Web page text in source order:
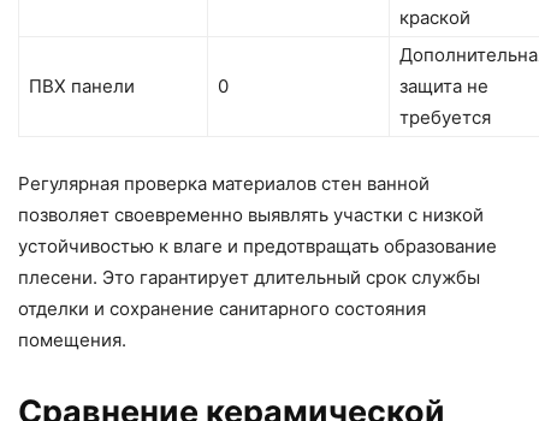
краской
ПВХ панели 0
защита не
требуется
Регулярная проверка материалов стен ванной
позволяет своевременно выявлять участки с низкой
устойчивостью к влаге и предотвращать образование
плесени. Это гарантирует длительный срок службы
отделки и сохранение санитарного состояния
помещения.
Сравнение керамической